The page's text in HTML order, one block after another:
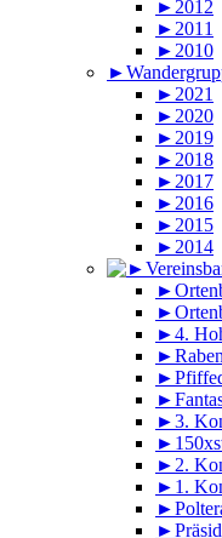
►2012
►2011
►2010
►2021
►2020
►2019
►2018
►2017
►2016
►2015
►2014
►4.
►3.
►2.
►1.